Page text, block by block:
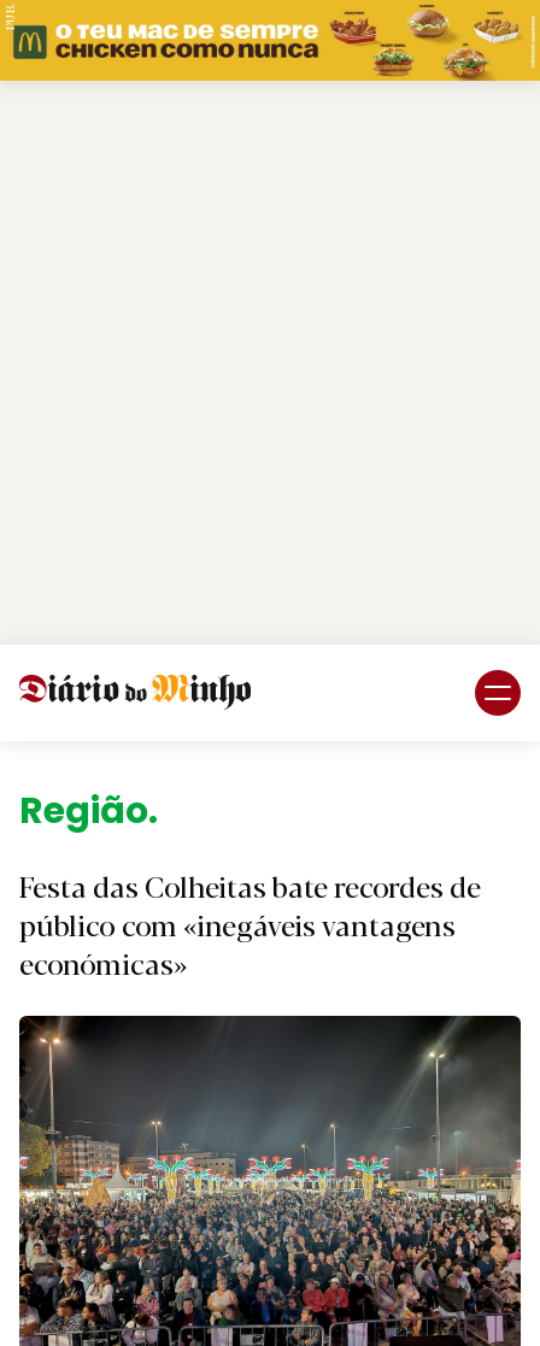
PUB.
Região.
Festa das Colheitas bate recordes de
público com «inegáveis vantagens
económicas»